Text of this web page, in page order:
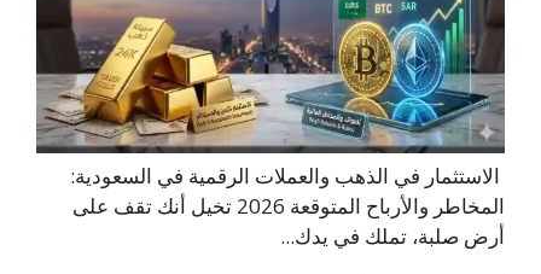
الاستثمار في الذهب والعملات الرقمية في السعودية:
المخاطر والأرباح المتوقعة 2026 تخيل أنك تقف على
أرض صلبة، تملك في يدك...